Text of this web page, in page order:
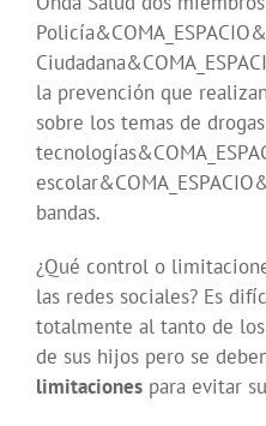
la prevención que
sobre los temas de
bandas.
¿Qué control o
las redes sociales? Es
totalmente al tanto de
de sus hijos pero se
limitaciones para evitar